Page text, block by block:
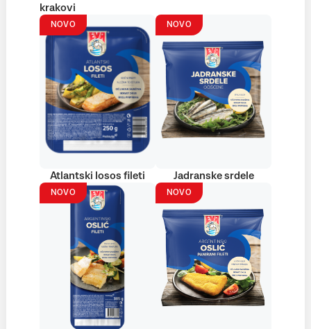
krakovi
NOVO
Atlantski losos fileti
NOVO
Jadranske srdele
NOVO NOVO